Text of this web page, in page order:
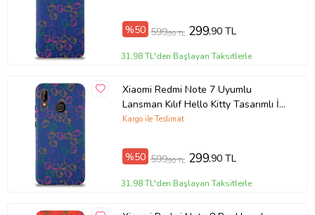
%50 599,90 TL 299,90 TL
31,98 TL'den Başlayan Taksitlerle
Xiaomi Redmi Note 7 Uyumlu
Lansman Kılıf Hello Kitty Tasarımlı İçi
Kadife Kapak-Lacivert (Şeffaf)
Kargo ile Teslimat
%50 599,90 TL 299,90 TL
31,98 TL'den Başlayan Taksitlerle